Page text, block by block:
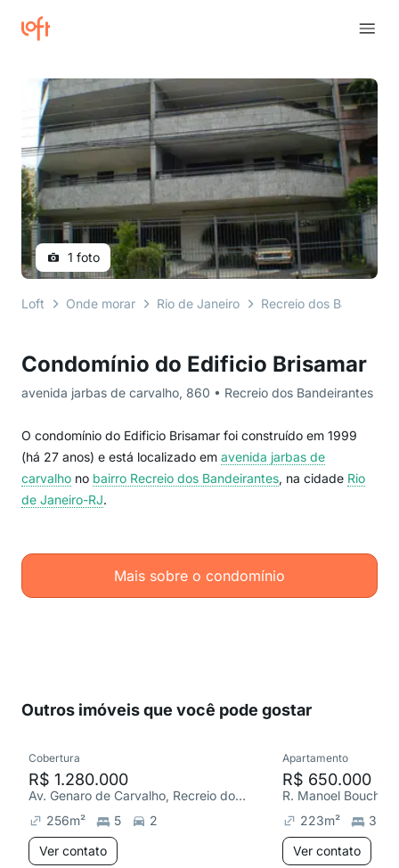
Condomínio do Edificio Brisamar
avenida jarbas de carvalho, 860 • Recreio dos Bandeirantes
O condomínio do Edificio Brisamar foi construído em 1999
(há 27 anos) e está localizado em avenida jarbas de
carvalho no bairro Recreio dos Bandeirantes, na cidade Rio
de Janeiro-RJ.
Mais sobre o condomínio
1 foto
Loft Onde morar Rio de Janeiro Recreio dos
Outros imóveis que você pode gostar
Cobertura
R$ 1.280.000
Av. Genaro de Carvalho, Recreio dos Bandeirantes
256m² 5
2
Ver contato
Apartamento
R$ 650.000
223m²
3
Ver contato